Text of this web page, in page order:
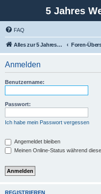
5 Jahres
FAQ
Alles zur 5 Jahreswertung / Tabelle der UEFA mit vielen Statistiken. Foren-
Anmelden
Benutzername:
Passwort:
Ich habe mein Passwort vergessen
Angemeldet bleiben
Meinen Online-Status während
REGISTRIEREN